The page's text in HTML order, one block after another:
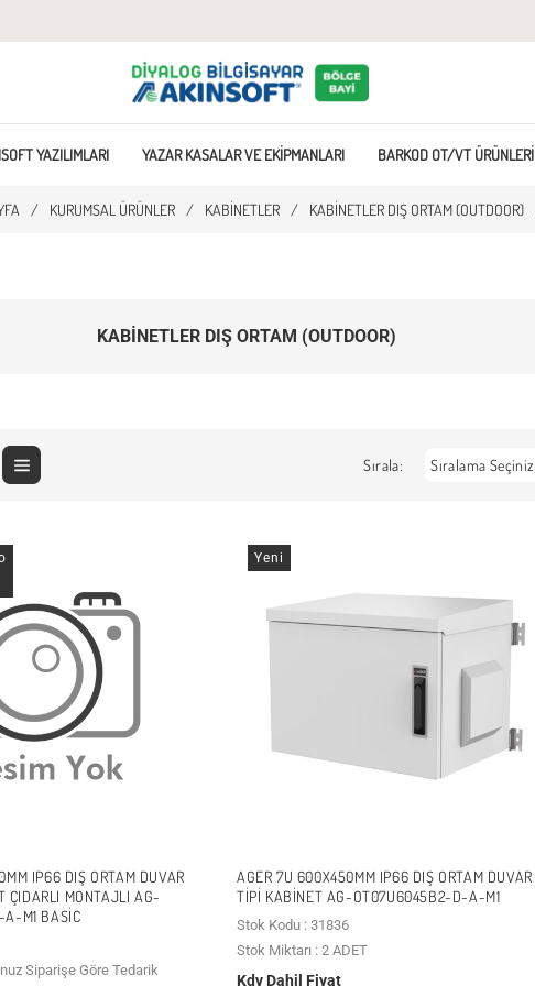
YAZILIMLARI YAZAR KASALAR VE EKIPMANLARI BARKOD OT/VT ÜRÜNLERI
/ KURUMSAL ÜRÜNLER / KABINETLER / KABINETLER DIŞ ORTAM (OUTDOOR)
KABINETLER DIŞ ORTAM (OUTDOOR)
Sırala:
IP66 DIŞ ORTAM DUVAR
ÇIDARLI MONTAJLI AG-
M1 BASIC
Siparişe Göre Tedarik
Yeni
AGER 7U 600X450MM IP66 DIŞ ORTAM DUVAR
TIPI KABINET AG-OT07U6045B2-D-A-M1
Stok Kodu : 31836
Stok Miktarı : 2 ADET
Kdv Dahil Fiyat